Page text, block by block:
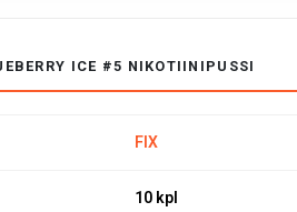
ICE #5 NIKOTIINIPUSSI
FIX
10 kpl